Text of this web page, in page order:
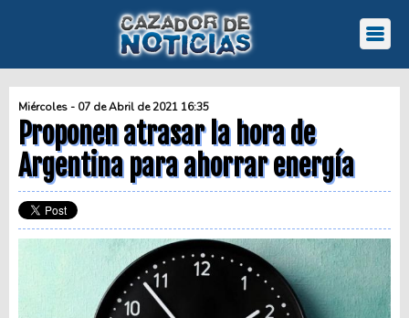
Miércoles - 07 de Abril de 2021 16:35
Proponen atrasar la hora de
Argentina para ahorrar energía